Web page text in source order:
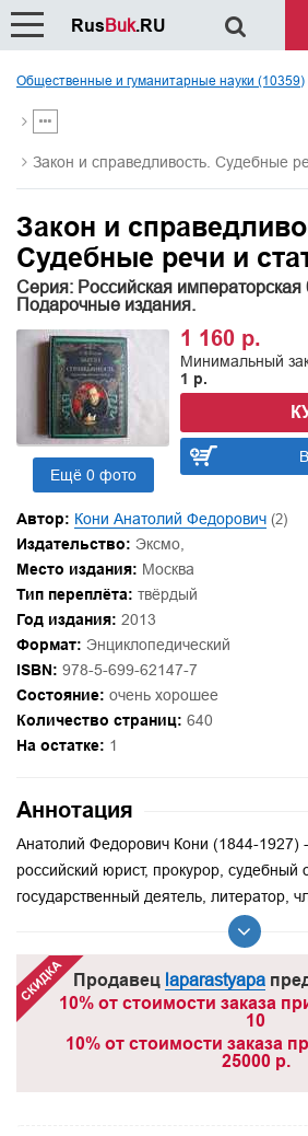
Общественные и гуманитарные науки (10359)
Закон и справедливость. Судебные
Закон и
Судебные речи и
Серия: Российская императорская
Подарочные издания.
Ещё 0 фото
1 160 р.
Минимальный
1 р.
Автор: Кони Анатолий Федорович (2)
Издательство: Эксмо,
Место издания: Москва
Тип переплёта: твёрдый
Год издания: 2013
Формат: Энциклопедический
ISBN: 978-5-699-62147-7
Состояние: очень хорошее
Количество страниц: 640
На остатке: 1
Аннотация
Анатолий Федорович Кони (1844-1927)
российский юрист, прокурор, судебный
государственный деятель, литератор,
Продавец laparastyapa
10% от стоимости заказа
10
10% от стоимости заказа
25000 р.
RusBuk.RU